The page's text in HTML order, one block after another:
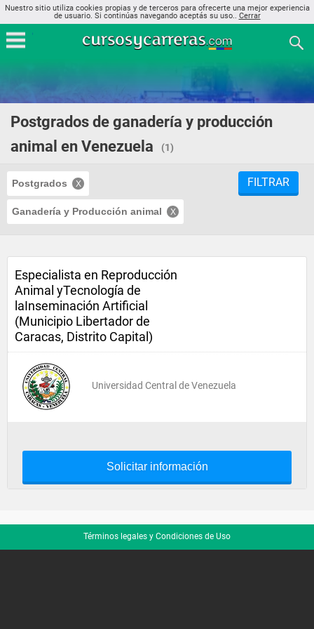
Nuestro sitio utiliza cookies propias y de terceros para ofrecerte una mejor experiencia
de usuario. Si continúas navegando aceptás su uso.. Cerrar
Postgrados de ganadería y producción
animal en Venezuela
(1)
Postgrados
Ganadería y Producción animal
FILTRAR
Especialista en Reproducción
Animal yTecnología de
laInseminación Artificial
(Municipio Libertador de
Caracas, Distrito Capital)
Universidad Central de Venezuela
Solicitar información
Términos legales y Condiciones de Uso